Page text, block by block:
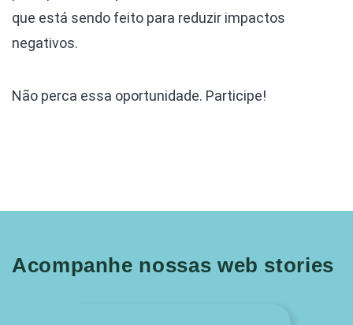
que está sendo feito para reduzir impactos
negativos.
Não perca essa oportunidade. Participe!
Acompanhe nossas web stories